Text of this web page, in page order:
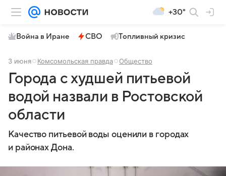
+30°
Война в Иране СВО Топливный кризис
3 июня Комсомольская правда Общество
Города с худшей питьевой
водой назвали в Ростовской
области
Качество питьевой воды оценили в городах
и районах Дона.